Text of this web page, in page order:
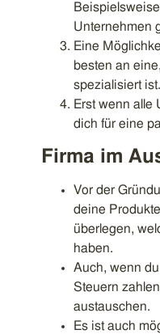
Unternehmen
Eine
besten an
spezialisiert ist.
Erst wenn alle
dich für eine
Firma im
Vor der
deine
überlegen,
haben.
Auch, wenn
Steuern
austauschen.
Es ist auch